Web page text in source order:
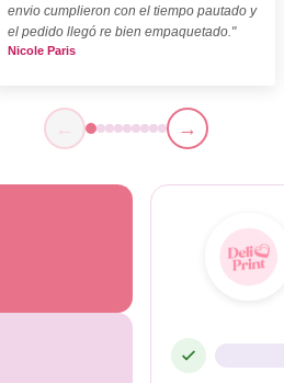
envio cumplieron con el tiempo pautado y
el pedido llegó re bien empaquetado."
Nicole Paris
← →